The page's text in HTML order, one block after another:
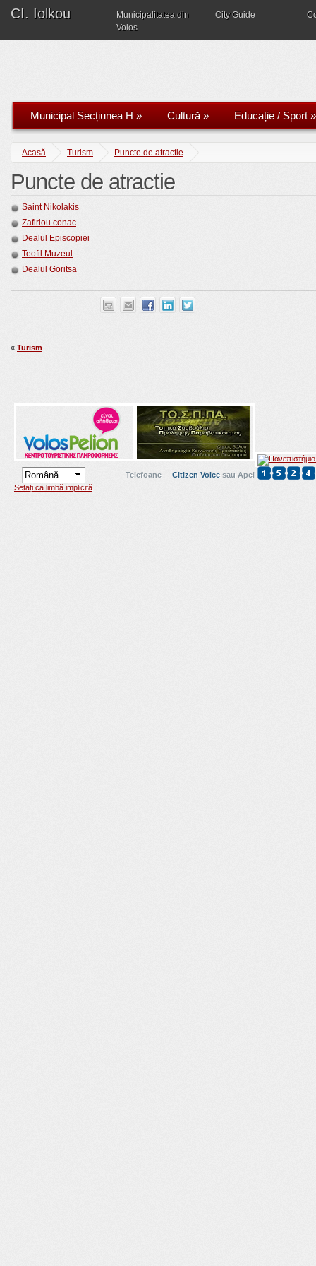
CI. Iolkou
Municipalitatea din
Volos
City Guide
Municipal Secțiunea H » Cultură» Educație / Sport »
Acasă Turism Puncte de atractie
Puncte de atractie
Saint Nikolakis
Zafiriou conac
Dealul Episcopiei
Teofil Muzeul
Dealul Goritsa
« Turism
Setați ca limbă implicită
Telefoane Citizen Voice sau Apel